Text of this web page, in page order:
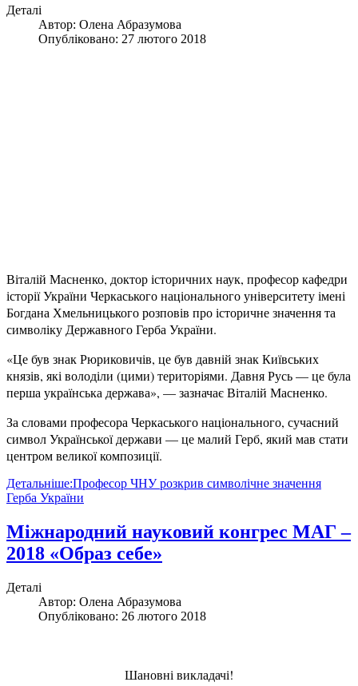
Деталі
Автор: Олена Абразумова
Опубліковано: 27 лютого 2018
Віталій Масненко, доктор історичних наук, професор кафедри
історії України Черкаського національного університету імені
Богдана Хмельницького розповів про історичне значення та
символіку Державного Герба України.
«Це був знак Рюриковичів, це був давній знак Київських
князів, які володіли (цими) територіями. Давня Русь — це була
перша українська держава», — зазначає Віталій Масненко.
За словами професора Черкаського національного, сучасний
символ Української держави — це малий Герб, який мав стати
центром великої композиції.
Детальніше:Професор ЧНУ розкрив символічне значення
Герба України
Міжнародний науковий конгрес МАГ –
2018 «Образ себе»
Деталі
Автор: Олена Абразумова
Опубліковано: 26 лютого 2018
Шановні викладачі!